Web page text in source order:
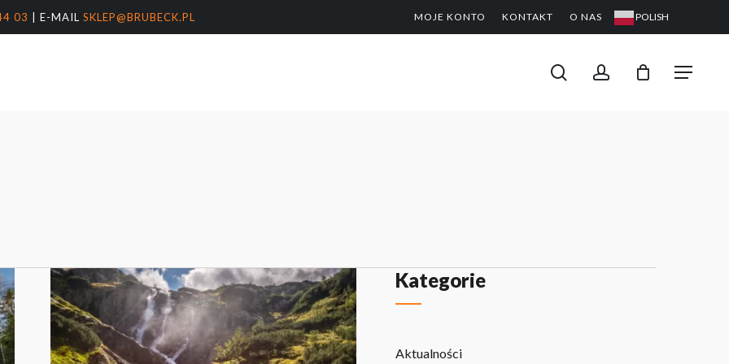
03 | E-MAIL SKLEP@BRUBECK.PL MOJE KONTO KONTAKT O NAS POLISH
Menu
searchaccount
Koszyk CLOSE
Kategorie
Aktualności